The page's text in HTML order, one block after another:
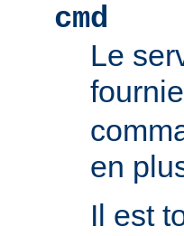
cmd
Le
en
Il est